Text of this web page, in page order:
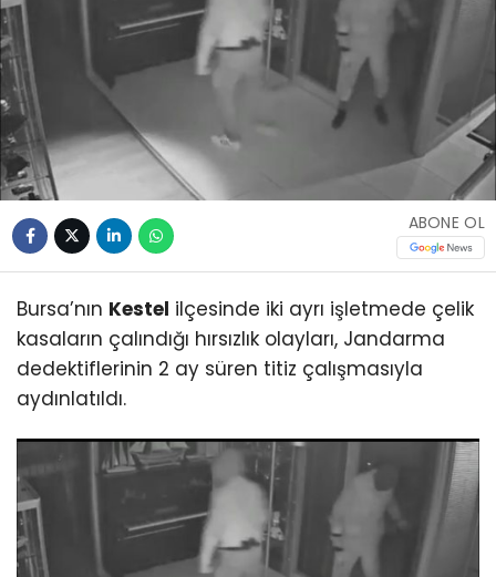
ABONE OL
Bursa’nın Kestel ilçesinde iki ayrı işletmede çelik
kasaların çalındığı hırsızlık olayları, Jandarma
dedektiflerinin 2 ay süren titiz çalışmasıyla
aydınlatıldı.